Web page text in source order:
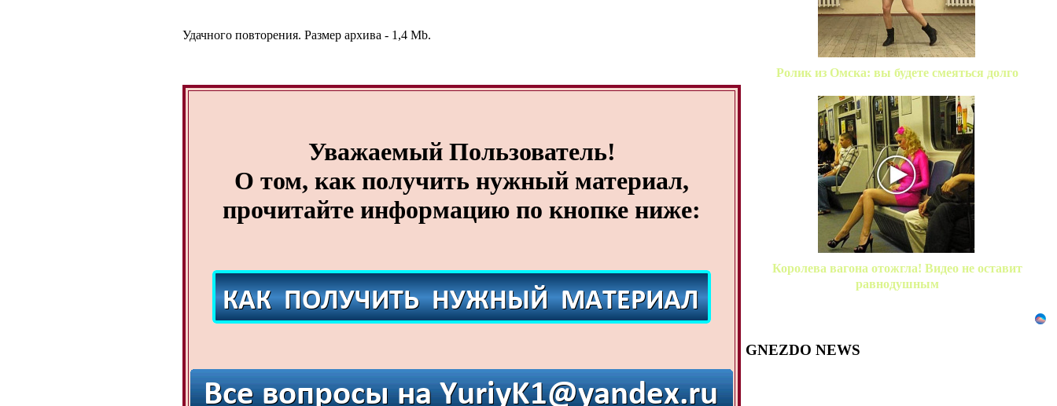
Удачного повторения. Размер архива - 1,4 Mb.
Уважаемый Пользователь!
О том, как получить нужный материал,
прочитайте информацию по кнопке ниже:
Ролик из Омска: вы будете смеяться долго
Королева вагона отожгла! Видео не оставит
равнодушным
GNEZDO NEWS